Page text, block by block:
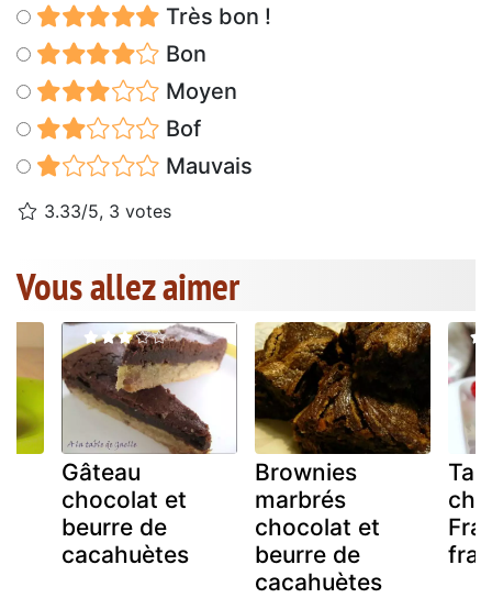
Très bon !
Bon
Moyen
Bof
Mauvais
3.33/5, 3 votes
Vous allez aimer
Gâteau
chocolat et
beurre de
cacahuètes
Brownies
marbrés
chocolat et
beurre de
cacahuètes